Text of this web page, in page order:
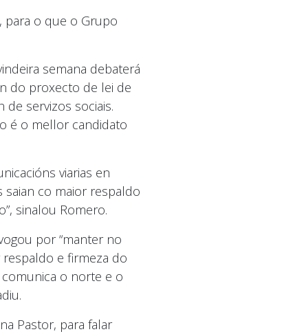
para o que o Grupo
semana debaterá
do proxecto de lei de
servizos sociais.
é o mellor candidato
viarias en
saian co maior respaldo
sinalou Romero.
por “manter no
e firmeza do
o norte e o
Pastor, para falar